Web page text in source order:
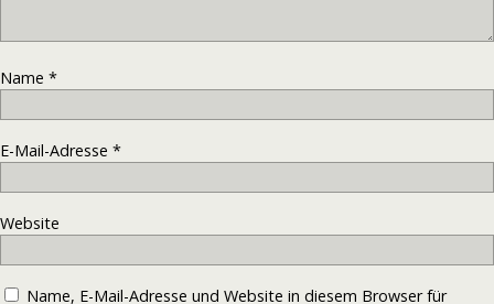
Name *
E-Mail-Adresse *
Website
Name, E-Mail-Adresse und Website in diesem Browser für